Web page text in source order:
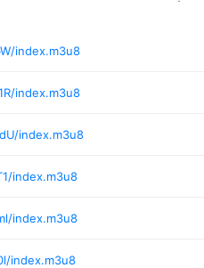
index.m3u8
index.m3u8
index.m3u8
index.m3u8
index.m3u8
index.m3u8